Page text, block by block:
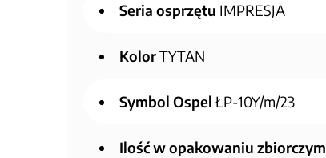
Seria osprzętu IMPRESJA
KolorTYTAN
Symbol Ospel ŁP-10Y/m/23
Ilość w opakowaniu zbiorczym